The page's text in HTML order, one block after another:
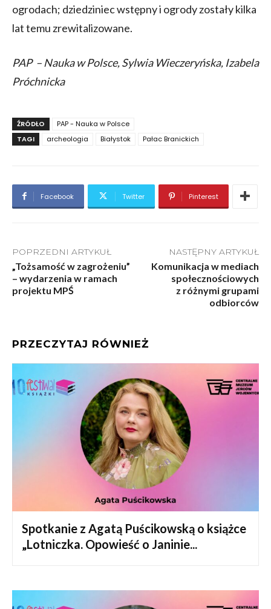
ogrodach; dziedziniec wstępny i ogrody zostały kilka
lat temu zrewitalizowane.
PAP – Nauka w Polsce, Sylwia Wieczeryńska, Izabela
Próchnicka
ŹRÓDŁO
PAP - Nauka w Polsce
TAGI
archeologia Białystok Pałac Branickich
Facebook Twitter Pinterest
POPRZEDNI ARTYKUŁ
„Tożsamość w zagrożeniu”
– wydarzenia w ramach
projektu MPŚ
NASTĘPNY ARTYKUŁ
Komunikacja w mediach
społecznościowych
z różnymi grupami
odbiorców
PRZECZYTAJ RÓWNIEŻ
Spotkanie z Agatą Puścikowską o książce
„Lotniczka. Opowieść o Janinie...